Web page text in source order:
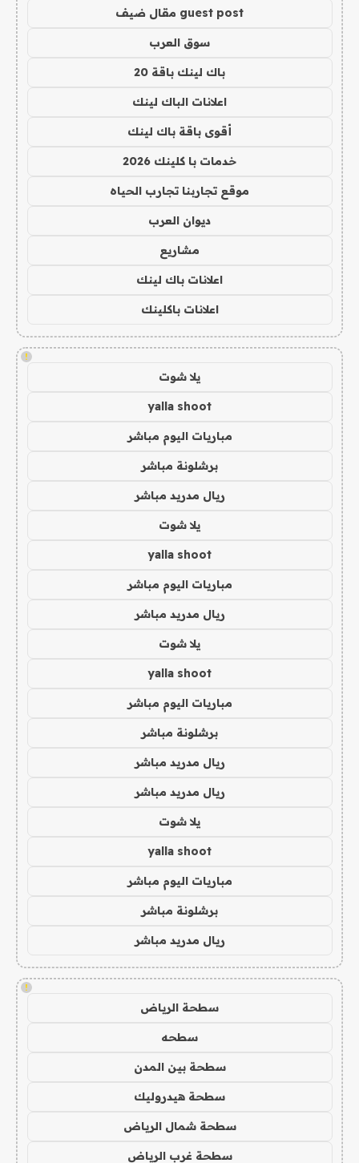
guest post مقال ضيف
سوق العرب
باك لينك باقة 20
اعلانات الباك لينك
أقوى باقة باك لينك
خدمات با كلينك 2026
موقع تجاربنا تجارب الحياه
ديوان العرب
مشاريع
اعلانات باك لينك
اعلانات باكلينك
!
يلا شوت
yalla shoot
مباريات اليوم مباشر
برشلونة مباشر
ريال مدريد مباشر
يلا شوت
yalla shoot
مباريات اليوم مباشر
ريال مدريد مباشر
يلا شوت
yalla shoot
مباريات اليوم مباشر
برشلونة مباشر
ريال مدريد مباشر
ريال مدريد مباشر
يلا شوت
yalla shoot
مباريات اليوم مباشر
برشلونة مباشر
ريال مدريد مباشر
!
سطحة الرياض
سطحه
سطحة بين المدن
سطحة هيدروليك
سطحة شمال الرياض
سطحة غرب الرياض